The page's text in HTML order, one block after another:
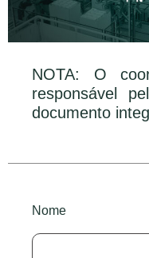
NOTA: O
responsável
documento
Nome